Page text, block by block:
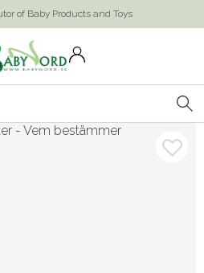
of Baby Products and Toys